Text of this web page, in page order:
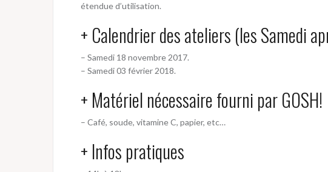
étendue d’utilisation.
+ Calendrier des ateliers (les Samedi
– Samedi 18 novembre 2017.
– Samedi 03 février 2018.
+ Matériel nécessaire fourni par GOSH!
– Café, soude, vitamine C, papier, etc…
+ Infos pratiques